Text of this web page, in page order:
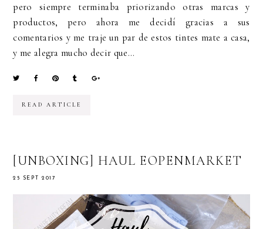
pero siempre terminaba priorizando otras marcas y
productos, pero ahora me decidí gracias a sus
comentarios y me traje un par de estos tintes mate a casa,
y me alegra mucho decir que...
READ ARTICLE
[UNBOXING] HAUL EOPENMARKET
25 SEPT 2017